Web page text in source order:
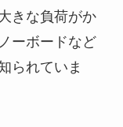
きな負荷がか
ーボードなど
られていま